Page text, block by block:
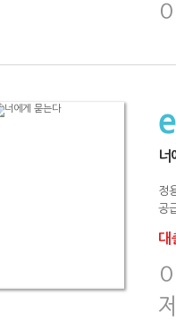
너
정
공
대